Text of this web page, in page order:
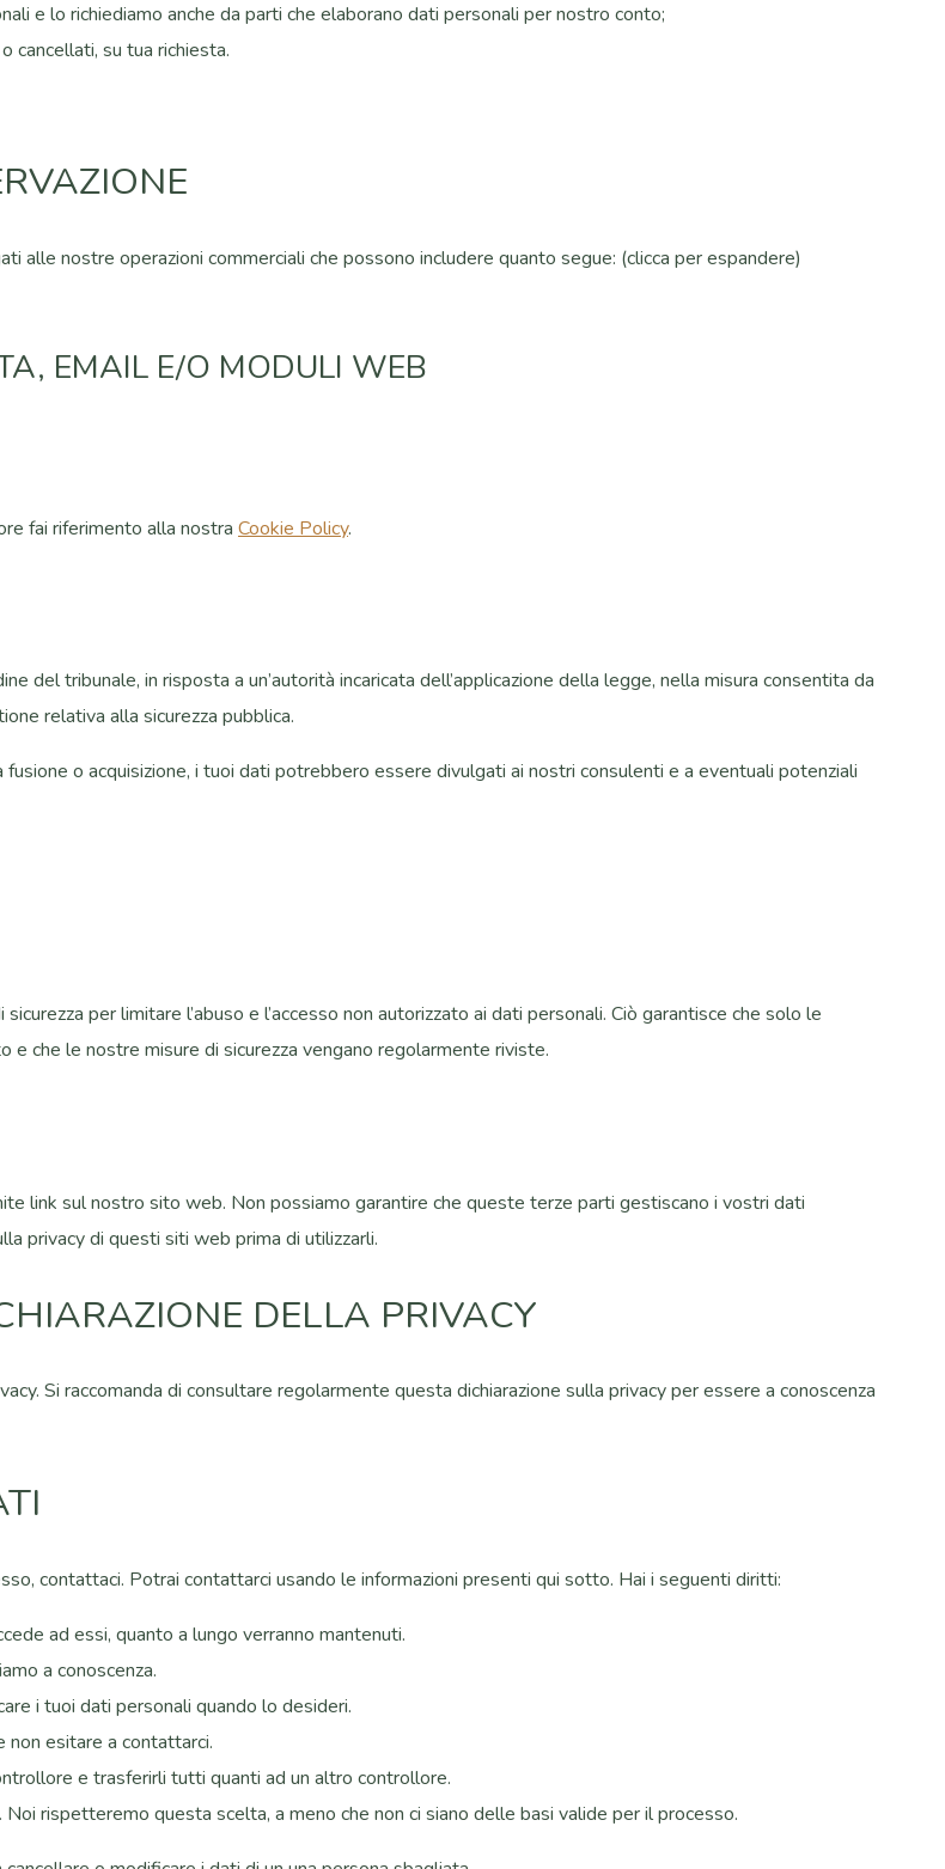
e lo richiediamo anche da parti che elaborano dati personali per nostro conto;
cancellati, su tua richiesta.
alle nostre operazioni commerciali che possono includere quanto segue: (clicca per espandere)
EMAIL E/O MODULI WEB
fai riferimento alla nostra Cookie Policy.
del tribunale, in risposta a un’autorità incaricata dell’applicazione della legge, nella misura consentita da
relativa alla sicurezza pubblica.
o acquisizione, i tuoi dati potrebbero essere divulgati ai nostri consulenti e a eventuali potenziali
per limitare l’abuso e l’accesso non autorizzato ai dati personali. Ciò garantisce che solo le
e che le nostre misure di sicurezza vengano regolarmente riviste.
link sul nostro sito web. Non possiamo garantire che queste terze parti gestiscano i vostri dati
privacy di questi siti web prima di utilizzarli.
DELLA PRIVACY
Si raccomanda di consultare regolarmente questa dichiarazione sulla privacy per essere a conoscenza
contattaci. Potrai contattarci usando le informazioni presenti qui sotto. Hai i seguenti diritti:
ad essi, quanto a lungo verranno mantenuti.
a conoscenza.
i tuoi dati personali quando lo desideri.
esitare a contattarci.
e trasferirli tutti quanti ad un altro controllore.
rispetteremo questa scelta, a meno che non ci siano delle basi valide per il processo.